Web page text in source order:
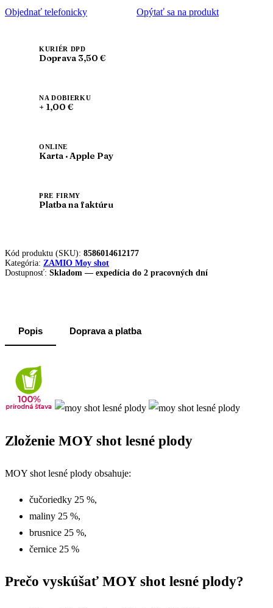
Lesné
plody
Objednať telefonicky Opýtať sa na produkt
KURIÉR DPD
Doprava 3,50 €
NA DOBIERKU
+ 1,00 €
ONLINE
Karta · Apple Pay
PRE FIRMY
Platba na faktúru
Kód produktu (SKU): 8586014612177
Kategória: ZAMIO Moy shot
Dostupnosť: Skladom — expedícia do 2 pracovných dní
Popis Doprava a platba
Zloženie MOY shot lesné plody
MOY shot lesné plody obsahuje:
čučoriedky 25 %,
maliny 25 %,
brusnice 25 %,
černice 25 %
Prečo vyskúšať MOY shot lesné plody?